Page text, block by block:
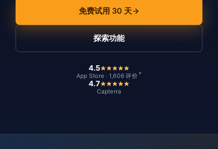
免费试用 30 天
探索功能
4.5
App Store · 1,606 评价 *
4.7
Capterra